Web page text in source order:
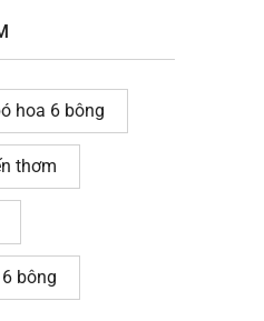
hoa 6 bông
thơm
bông